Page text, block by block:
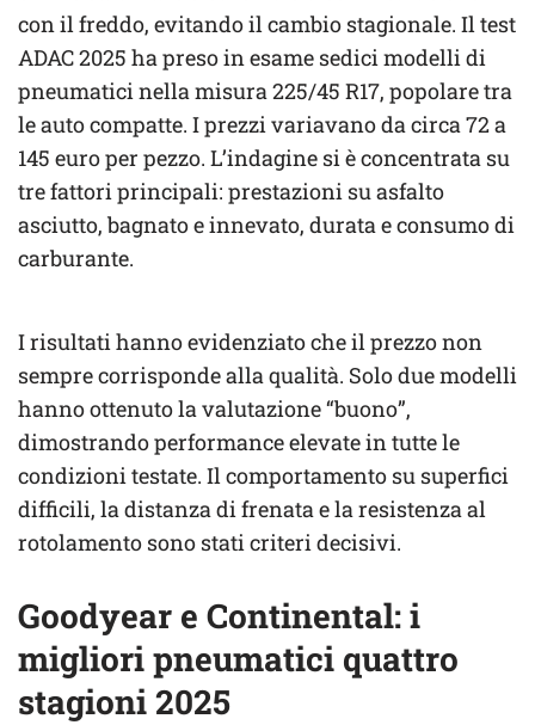
con il freddo, evitando il cambio stagionale. Il test
ADAC 2025 ha preso in esame sedici modelli di
pneumatici nella misura 225/45 R17, popolare tra
le auto compatte. I prezzi variavano da circa 72 a
145 euro per pezzo. L’indagine si è concentrata su
tre fattori principali: prestazioni su asfalto
asciutto, bagnato e innevato, durata e consumo di
carburante.
I risultati hanno evidenziato che il prezzo non
sempre corrisponde alla qualità. Solo due modelli
hanno ottenuto la valutazione “buono”,
dimostrando performance elevate in tutte le
condizioni testate. Il comportamento su superfici
difficili, la distanza di frenata e la resistenza al
rotolamento sono stati criteri decisivi.
Goodyear e Continental: i
migliori pneumatici quattro
stagioni 2025